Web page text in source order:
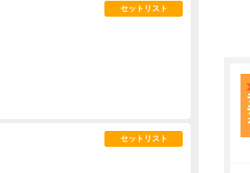
セットリスト
セットリスト